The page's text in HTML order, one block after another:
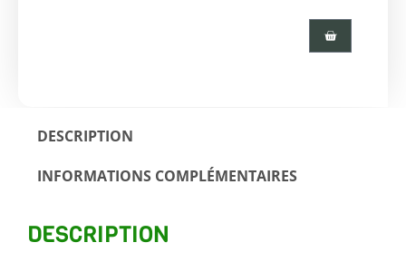
DESCRIPTION
INFORMATIONS COMPLÉMENTAIRES
DESCRIPTION